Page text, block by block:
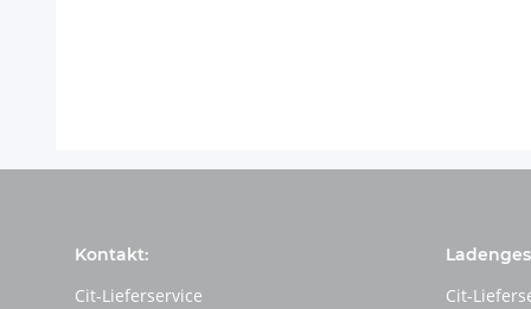
Kontakt:
Cit-Lieferservice
Cit-